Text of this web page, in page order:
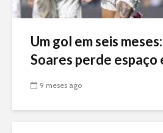
Um gol em seis
Soares perde espaço
9 meses ago